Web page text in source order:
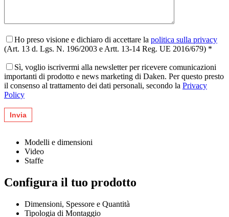
Ho preso visione e dichiaro di accettare la politica sulla privacy
(Art. 13 d. Lgs. N. 196/2003 e Artt. 13-14 Reg. UE 2016/679) *
Sì, voglio iscrivermi alla newsletter per ricevere comunicazioni
importanti di prodotto e news marketing di Daken. Per questo presto
il consenso al trattamento dei dati personali, secondo la Privacy
Policy
Modelli e dimensioni
Video
Staffe
Configura il tuo prodotto
Dimensioni, Spessore e Quantità
Tipologia di Montaggio